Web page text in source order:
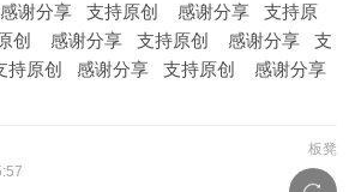
谢分享 支持原创 感谢分享 支持原
创 感谢分享 支持原创 感谢分享 支
持原创 感谢分享 支持原创 感谢分享
板凳